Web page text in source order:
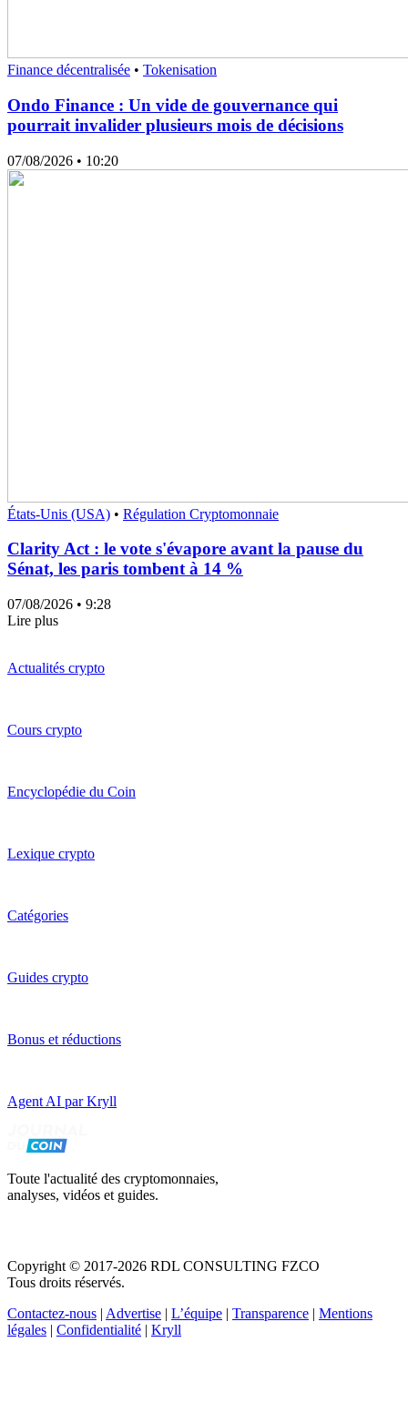
Finance décentralisée • Tokenisation
Ondo Finance : Un vide de gouvernance qui
pourrait invalider plusieurs mois de décisions
07/08/2026 • 10:20
États-Unis (USA) • Régulation Cryptomonnaie
Clarity Act : le vote s'évapore avant la pause du
Sénat, les paris tombent à 14 %
07/08/2026 • 9:28
Lire plus
Actualités crypto
Cours crypto
Encyclopédie du Coin
Lexique crypto
Catégories
Guides crypto
Bonus et réductions
Agent AI par Kryll
Toute l'actualité des cryptomonnaies,
analyses, vidéos et guides.
Copyright © 2017-2026 RDL CONSULTING FZCO
Tous droits réservés.
Contactez-nous | Advertise | L’équipe | Transparence | Mentions
légales | Confidentialité | Kryll